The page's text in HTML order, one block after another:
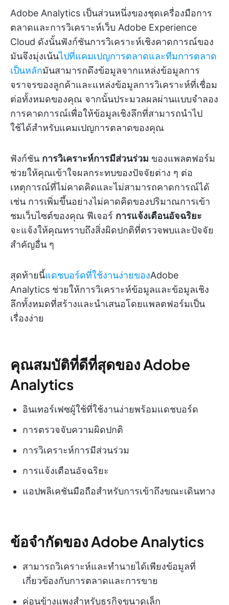
Adobe Analytics เป็นส่วนหนึ่งของชุดเครื่องมือการ
ตลาดและการวิเคราะห์เว็บ Adobe Experience
Cloud ดังนั้นฟังก์ชันการวิเคราะห์เชิงคาดการณ์ของ
มันจึงมุ่งเน้นไปที่แคมเปญการตลาดและทีมการตลาด
เป็นหลักมันสามารถดึงข้อมูลจากแหล่งข้อมูลการ
จราจรของลูกค้าและแหล่งข้อมูลการวิเคราะห์ที่เชื่อม
ต่อทั้งหมดของคุณ จากนั้นประมวลผลผ่านแบบจำลอง
การคาดการณ์เพื่อให้ข้อมูลเชิงลึกที่สามารถนำไป
ใช้ได้สำหรับแคมเปญการตลาดของคุณ
ฟังก์ชัน การวิเคราะห์การมีส่วนร่วม ของแพลตฟอร์ม
ช่วยให้คุณเข้าใจผลกระทบของปัจจัยต่าง ๆ ต่อ
เหตุการณ์ที่ไม่คาดคิดและไม่สามารถคาดการณ์ได้
เช่น การเพิ่มขึ้นอย่างไม่คาดคิดของปริมาณการเข้า
ชมเว็บไซต์ของคุณ ฟีเจอร์ การแจ้งเตือนอัจฉริยะ
จะแจ้งให้คุณทราบถึงสิ่งผิดปกติที่ตรวจพบและปัจจัย
สำคัญอื่น ๆ
สุดท้ายนี้แดชบอร์ดที่ใช้งานง่ายของAdobe
Analytics ช่วยให้การวิเคราะห์ข้อมูลและข้อมูลเชิง
ลึกทั้งหมดที่สร้างและนำเสนอโดยแพลตฟอร์มเป็น
เรื่องง่าย
คุณสมบัติที่ดีที่สุดของ Adobe
Analytics
อินเทอร์เฟซผู้ใช้ที่ใช้งานง่ายพร้อมแดชบอร์ด
การตรวจจับความผิดปกติ
การวิเคราะห์การมีส่วนร่วม
การแจ้งเตือนอัจฉริยะ
แอปพลิเคชันมือถือสำหรับการเข้าถึงขณะเดินทาง
ข้อจำกัดของ Adobe Analytics
สามารถวิเคราะห์และทำนายได้เพียงข้อมูลที่
เกี่ยวข้องกับการตลาดและการขาย
ค่อนข้างแพงสำหรับธุรกิจขนาดเล็ก